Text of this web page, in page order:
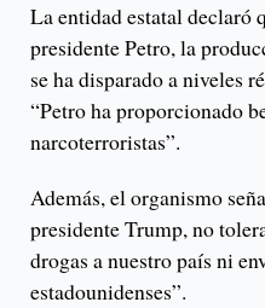
La entidad estatal declaró
presidente Petro, la
se ha disparado a niveles
“Petro ha proporcionado
narcoterroristas”.
Además, el organismo
presidente Trump, no
drogas a nuestro país ni
estadounidenses”.